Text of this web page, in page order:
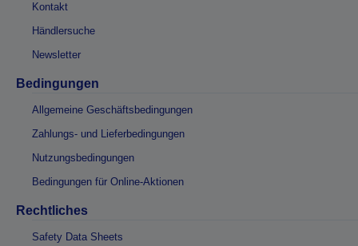
Kontakt
Händlersuche
Newsletter
Bedingungen
Allgemeine Geschäftsbedingungen
Zahlungs- und Lieferbedingungen
Nutzungsbedingungen
Bedingungen für Online-Aktionen
Rechtliches
Safety Data Sheets